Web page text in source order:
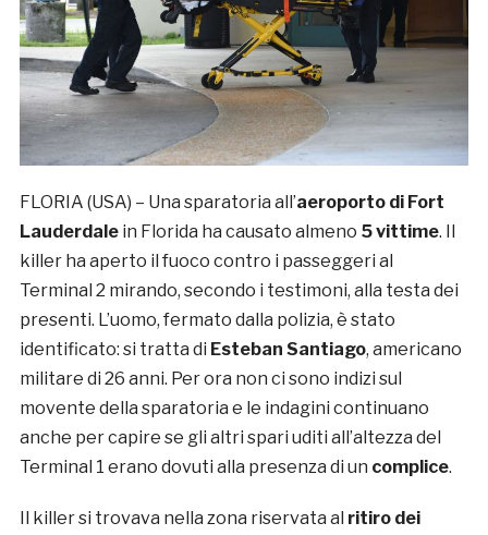
FLORIA (USA) – Una sparatoria all’aeroporto di Fort
Lauderdalein Florida ha causato almeno 5 vittime. Il
killer ha aperto il fuoco contro i passeggeri al
Terminal 2 mirando, secondo i testimoni, alla testa dei
presenti. L’uomo, fermato dalla polizia, è stato
identificato: si tratta di Esteban Santiago, americano
militare di 26 anni. Per ora non ci sono indizi sul
movente della sparatoria e le indagini continuano
anche per capire se gli altri spari uditi all’altezza del
Terminal 1 erano dovuti alla presenza di un complice.
Il killer si trovava nella zona riservata al ritiro dei